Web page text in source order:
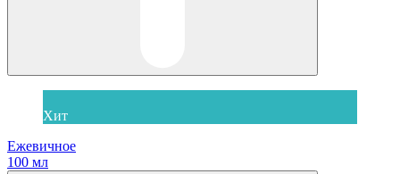
Хит
Ежевичное
100 мл